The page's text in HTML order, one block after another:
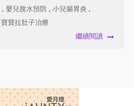
, 嬰兒脫水預防 , 小兒腸胃炎 ,
寶寶拉肚子治療
繼續閱讀